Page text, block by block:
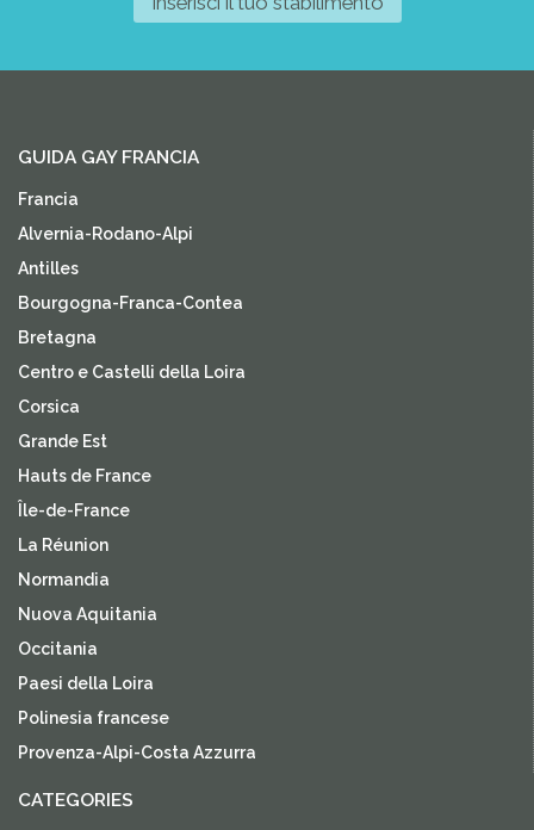
GUIDA GAY FRANCIA
Francia
Alvernia-Rodano-Alpi
Antilles
Bourgogna-Franca-Contea
Bretagna
Centro e Castelli della Loira
Corsica
Grande Est
Hauts de France
Île-de-France
La Réunion
Normandia
Nuova Aquitania
Occitania
Paesi della Loira
Polinesia francese
Provenza-Alpi-Costa Azzurra
CATEGORIES